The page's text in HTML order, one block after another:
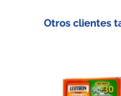
Otros clientes